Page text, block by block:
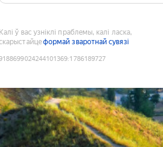
Калі ў вас узніклі праблемы, калі ласка,
формай зваротнай сувязі
:1786189727